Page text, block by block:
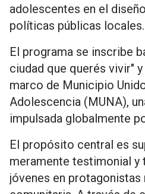
adolescentes en el
políticas públicas locales.
El programa se inscribe
ciudad que querés vivir"
marco de Municipio
Adolescencia (MUNA),
impulsada globalmente
El propósito central es
meramente testimonial y
jóvenes en protagonistas